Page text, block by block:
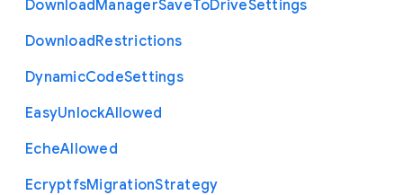
DownloadManagerSaveToDriveSettings
DownloadRestrictions
DynamicCodeSettings
EasyUnlockAllowed
EcheAllowed
EcryptfsMigrationStrategy